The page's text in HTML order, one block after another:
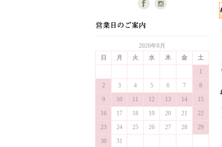
2026年8月
日
月 火 水 木 金
土
1
2
3 4 5 6 7
8
9
10 11 12 13 14
15
16
17 18 19 20 21
22
23
24 25 26 27 28
29
30
31